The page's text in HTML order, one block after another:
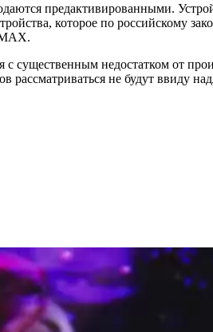
предактивированными.
которое по российскому
существенным недостатком от
не будут ввиду